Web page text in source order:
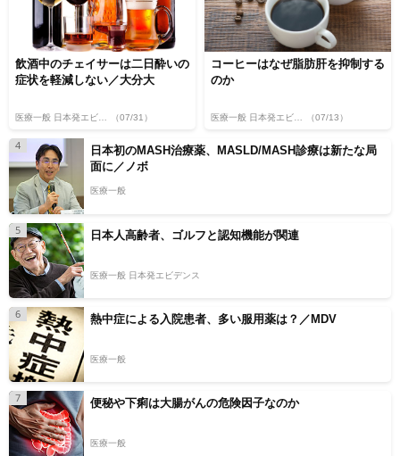
飲酒中のチェイサーは二日酔いの
症状を軽減しない／大分大
医療一般 日本発エビデンス （07/31）
コーヒーはなぜ脂肪肝を抑制する
のか
医療一般 日本発エビデンス （07/13）
4
日本初のMASH治療薬、MASLD/MASH診療は新たな局
面に／ノボ
医療一般
5 日本人高齢者、ゴルフと認知機能が関連
医療一般 日本発エビデンス
6 熱中症による入院患者、多い服用薬は？／MDV
医療一般
7 便秘や下痢は大腸がんの危険因子なのか
医療一般